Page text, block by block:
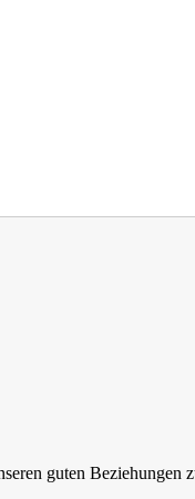
guten Beziehungen